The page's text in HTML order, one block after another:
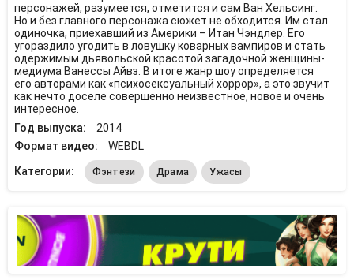
персонажей, разумеется, отметится и сам Ван Хельсинг.
Но и без главного персонажа сюжет не обходится. Им стал
одиночка, приехавший из Америки – Итан Чэндлер. Его
угораздило угодить в ловушку коварных вампиров и стать
одержимым дьявольской красотой загадочной женщины-
медиума Ванессы Айвз. В итоге жанр шоу определяется
его авторами как «психосексуальный хоррор», а это звучит
как нечто доселе совершенно неизвестное, новое и очень
интересное.
Год выпуска:
2014
Формат видео:
WEBDL
Категории:
Фэнтези Драма Ужасы